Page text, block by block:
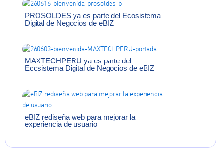
PROSOLDES ya es parte del Ecosistema
Digital de Negocios de eBIZ
MAXTECHPERU ya es parte del
Ecosistema Digital de Negocios de eBIZ
eBIZ rediseña web para mejorar la
experiencia de usuario